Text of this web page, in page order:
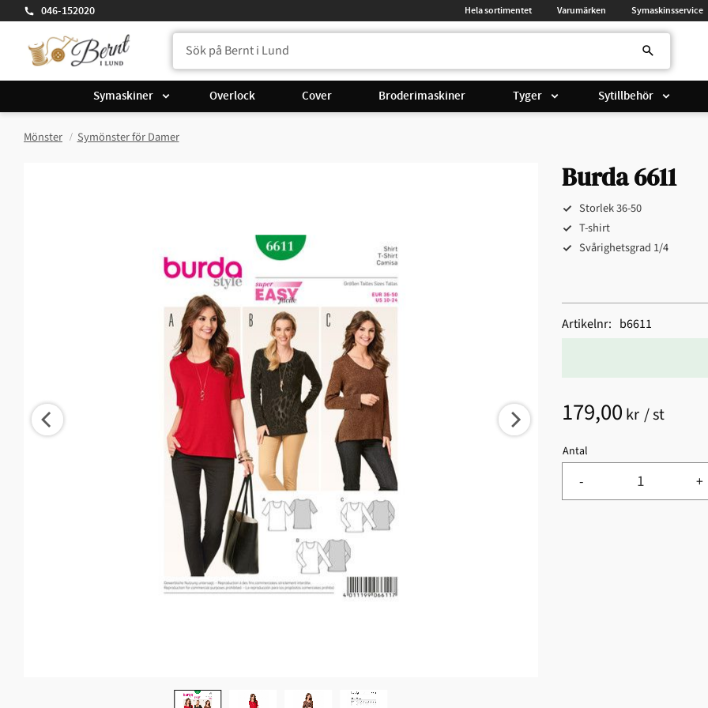
046-152020 Hela sortimentet Varumärken Symaskinsservice
Symaskiner Overlock Cover Broderimaskiner Tyger Sytillbehör
Mönster Symönster för Damer
Burda 6611
Storlek 36-50
T-shirt
Svårighetsgrad 1/4
179,00 kr /st
Antal
+
-
Artikelnr b6611